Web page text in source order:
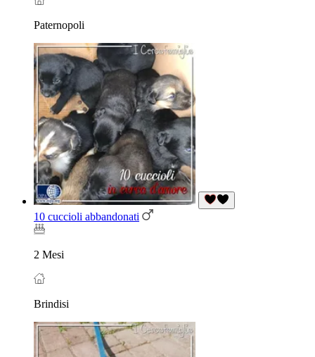
Paternopoli
10 cuccioli abbandonati
2 Mesi
Brindisi